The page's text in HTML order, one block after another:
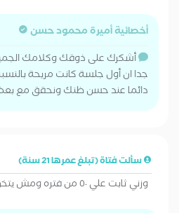
أخصائية أميرة محمود حسن
أشكرك على ذوقك وكلامك
جدا ان أول جلسة كانت مريحة
دائما عند حسن ظنك ونحقق مع
سألت فتاة (تبلغ عمرها 21 سنة)
وزني ثابت علي ٥٠ من فتره ومش يتخن والحرق عالي عندي